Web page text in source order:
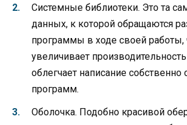
Системные библиотеки. Это та
данных, к которой обращаются
программы в ходе своей работы,
увеличивает
облегчает написание собственно
программ.
Оболочка. Подобно красивой